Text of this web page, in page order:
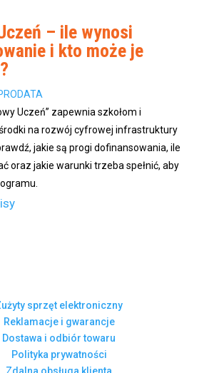
– ile wynosi
i kto może je
Uczeń” zapewnia szkołom i
na rozwój cyfrowej infrastruktury
jakie są progi dofinansowania, ile
oraz jakie warunki trzeba spełnić, aby
sprzęt elektroniczny
Reklamacje i gwarancje
Dostawa i odbiór towaru
Polityka prywatności